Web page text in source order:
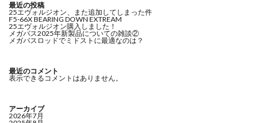
最近の投稿
25エヴォルジオン、また追加してしまった件
F5-66X BEARING DOWN EXTREAM
25エヴォルジオン購入しました！
メガバス2025年新製品についての雑談②
メガバスロッドでミドストに最適なのは？
最近のコメント
表示できるコメントはありません。
アーカイブ
2026年7月